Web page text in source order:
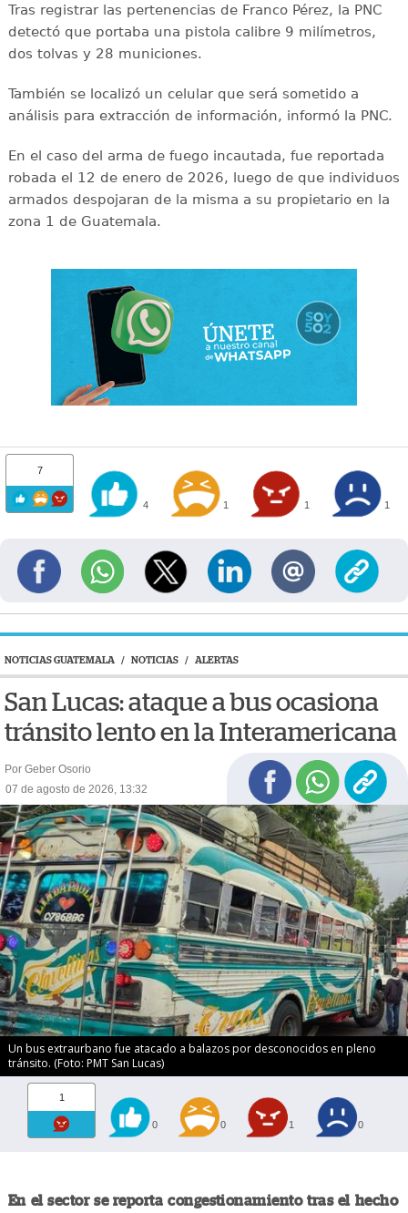
Tras registrar las pertenencias de Franco Pérez, la PNC
detectó que portaba una pistola calibre 9 milímetros,
dos tolvas y 28 municiones.
También se localizó un celular que será sometido a
análisis para extracción de información, informó la PNC.
En el caso del arma de fuego incautada, fue reportada
robada el 12 de enero de 2026, luego de que individuos
armados despojaran de la misma a su propietario en la
zona 1 de Guatemala.
7
4 1 1 1
NOTICIAS GUATEMALA / NOTICIAS / ALERTAS
San Lucas: ataque a bus ocasiona
tránsito lento en la Interamericana
Por Geber Osorio
07 de agosto de 2026, 13:32
Un bus extraurbano fue atacado a balazos por desconocidos en pleno
tránsito. (Foto: PMT San Lucas)
1
0 0 1 0
En el sector se reporta congestionamiento tras el hecho